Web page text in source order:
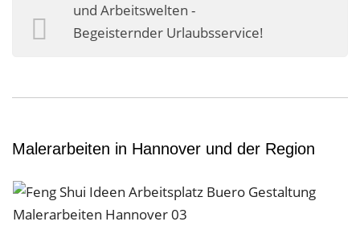
und Arbeitswelten -
Begeisternder Urlaubsservice!
Malerarbeiten in Hannover und der Region